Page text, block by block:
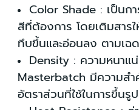
Color Shade : เป็นก
สีที่ต้องการ โดยเติมสาร
ทึบขึ้นและอ่อนลง ตามเฉ
Density : ความหนาแ
Masterbatch มีความส
อัตราส่วนที่ใช้ในการขึ้น